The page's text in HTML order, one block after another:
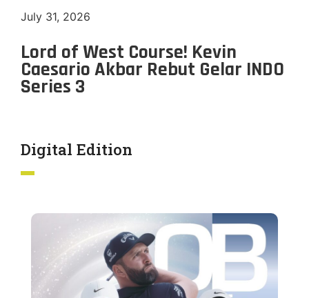
July 31, 2026
Lord of West Course! Kevin
Caesario Akbar Rebut Gelar INDO
Series 3
Digital Edition